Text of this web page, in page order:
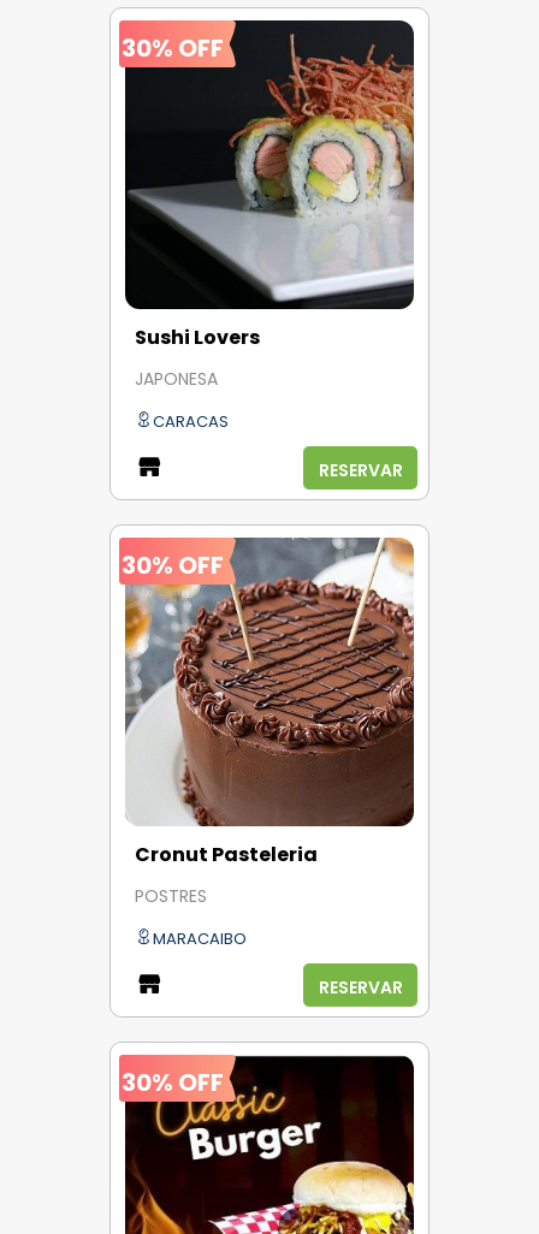
30% OFF
Sushi Lovers
JAPONESA
CARACAS
RESERVAR
30% OFF
Cronut Pasteleria
POSTRES
MARACAIBO
RESERVAR
30% OFF